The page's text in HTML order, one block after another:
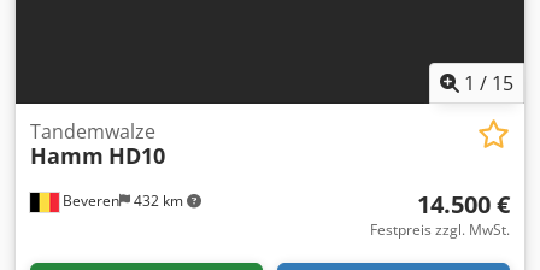
1 / 15
Beveren 432 km
Tandemwalze
Hamm HD10
14.500 €
Festpreis zzgl. MwSt.